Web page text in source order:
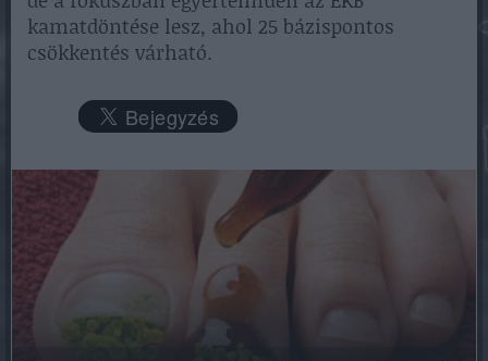
kamatdöntése lesz, ahol 25 bázispontos
csökkentés várható.